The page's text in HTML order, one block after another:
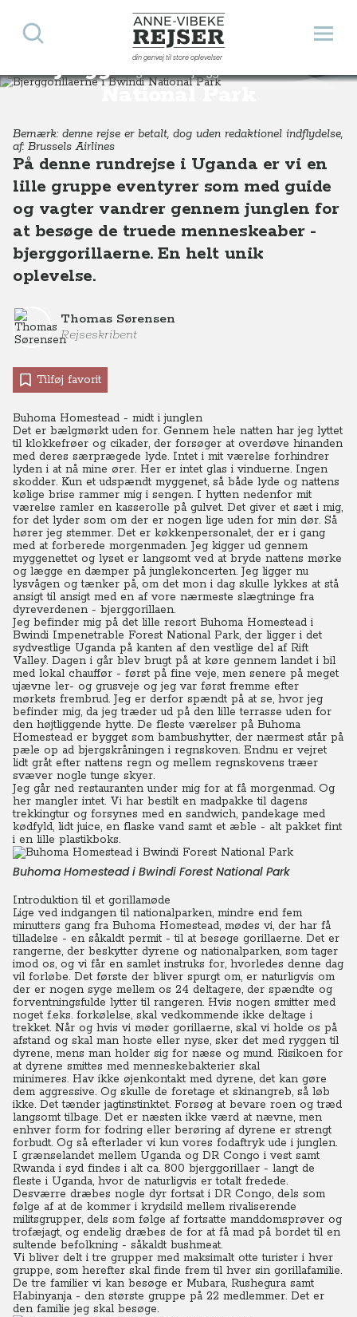
Anne-Vibeke Rejser
din genvej til store oplevelser
Åbn
Søg
Bjerggorillaerne i Bwindi
National Park
Destinationer Afrika Uganda Bjerggorillaerne i Bwindi National Park, Uganda
Bemærk: denne rejse er betalt, dog uden redaktionel indflydelse,
af: Brussels Airlines
På denne rundrejse i Uganda er vi en
lille gruppe eventyrer som med guide
og vagter vandrer gennem junglen for
at besøge de truede menneskeaber -
bjerggorillaerne. En helt unik
oplevelse.
Thomas Sørensen
Rejseskribent
Tilføj favorit
Buhoma Homestead - midt i junglen
Det er bælgmørkt uden for. Gennem hele natten har jeg lyttet
til klokkefrøer og cikader, der forsøger at overdøve hinanden
med deres særprægede lyde. Intet i mit værelse forhindrer
lyden i at nå mine ører. Her er intet glas i vinduerne. Ingen
skodder. Kun et udspændt myggenet, så både lyde og nattens
kølige brise rammer mig i sengen. I hytten nedenfor mit
værelse ramler en kasserolle på gulvet. Det giver et sæt i mig,
for det lyder som om der er nogen lige uden for min dør. Så
hører jeg stemmer. Det er køkkenpersonalet, der er i gang
med at forberede morgenmaden. Jeg kigger ud gennem
myggenettet og lyset er langsomt ved at bryde nattens mørke
og lægge en dæmper på junglekoncerten. Jeg ligger nu
lysvågen og tænker på, om det mon i dag skulle lykkes at stå
ansigt til ansigt med en af vore nærmeste slægtninge fra
dyreverdenen - bjerggorillaen.
Jeg befinder mig på det lille resort Buhoma Homestead i
Bwindi Impenetrable Forest National Park, der ligger i det
sydvestlige Uganda på kanten af den vestlige del af Rift
Valley. Dagen i går blev brugt på at køre gennem landet i bil
med lokal chauffør - først på fine veje, men senere på meget
ujævne ler- og grusveje og jeg var først fremme efter
mørkets frembrud. Jeg er derfor spændt på at se, hvor jeg
befinder mig, da jeg træder ud på den lille terrasse uden for
den højtliggende hytte. De fleste værelser på Buhoma
Homestead er bygget som bambushytter, der nærmest står på
pæle op ad bjergskråningen i regnskoven. Endnu er vejret
lidt gråt efter nattens regn og mellem regnskovens træer
svæver nogle tunge skyer.
Jeg går ned restauranten under mig for at få morgenmad. Og
her mangler intet. Vi har bestilt en madpakke til dagens
trekkingtur og forsynes med en sandwich, pandekage med
kødfyld, lidt juice, en flaske vand samt et æble - alt pakket fint
i en lille plastikboks.
Buhoma Homestead i Bwindi Forest National Park
Introduktion til et gorillamøde
Lige ved indgangen til nationalparken, mindre end fem
minutters gang fra Buhoma Homestead, mødes vi, der har få
tilladelse - en såkaldt permit - til at besøge gorillaerne. Det er
rangerne, der beskytter dyrene og nationalparken, som tager
imod os, og vi får en samlet instruks for, hvorledes denne dag
vil forløbe. Det første der bliver spurgt om, er naturligvis om
der er nogen syge mellem os 24 deltagere, der spændte og
forventningsfulde lytter til rangeren. Hvis nogen smitter med
noget f.eks. forkølelse, skal vedkommende ikke deltage i
trekket. Når og hvis vi møder gorillaerne, skal vi holde os på
afstand og skal man hoste eller nyse, sker det med ryggen til
dyrene, mens man holder sig for næse og mund. Risikoen for
at dyrene smittes med menneskebakterier skal
minimeres. Hav ikke øjenkontakt med dyrene, det kan gøre
dem aggressive. Og skulle de foretage et skinangreb, så løb
ikke. Det tænder jagtinstinktet. Forsøg at bevare roen og træd
langsomt tilbage. Det er næsten ikke værd at nævne, men
enhver form for fodring eller berøring af dyrene er strengt
forbudt. Og så efterlader vi kun vores fodaftryk ude i junglen.
I grænselandet mellem Uganda og DR Congo i vest samt
Rwanda i syd findes i alt ca. 800 bjerggorillaer - langt de
fleste i Uganda, hvor de naturligvis er totalt fredede.
Desværre dræbes nogle dyr fortsat i DR Congo, dels som
følge af at de kommer i krydsild mellem rivaliserende
militsgrupper, dels som følge af fortsatte manddomsprøver og
trofæjagt, og endelig dræbes de for at få mad på bordet til en
sultende befolkning - såkaldt bushmeat.
Vi bliver delt i tre grupper med maksimalt otte turister i hver
gruppe, som herefter skal finde frem til hver sin gorillafamilie.
De tre familier vi kan besøge er Mubara, Rushegura samt
Habinyanja - den største gruppe på 22 medlemmer. Det er
den familie jeg skal besøge.